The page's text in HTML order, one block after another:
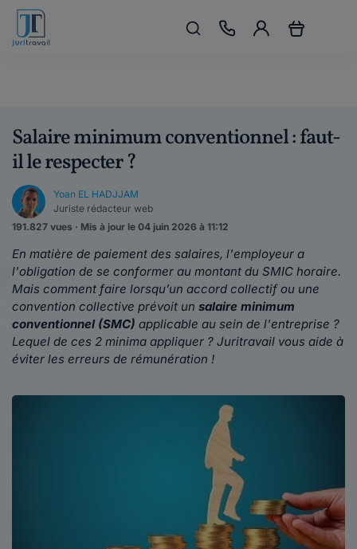
Salaire minimum conventionnel : faut-
il le respecter ?
Yoan EL HADJJAM
Juriste rédacteur web
191.827 vues · Mis à jour le 04 juin 2026 à 11:12
En matière de paiement des salaires, l'employeur a
l'obligation de se conformer au montant du SMIC horaire.
Mais comment faire lorsqu’un accord collectif ou une
convention collective prévoit un salaire minimum
conventionnel (SMC) applicable au sein de l'entreprise ?
Lequel de ces 2 minima appliquer ? Juritravail vous aide à
éviter les erreurs de rémunération !